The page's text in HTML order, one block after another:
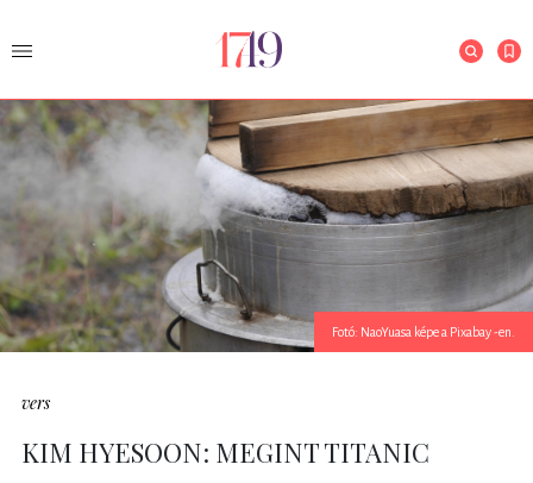
Fotó: NaoYuasa képe a Pixabay -en.
vers
KIM HYESOON: MEGINT TITANIC